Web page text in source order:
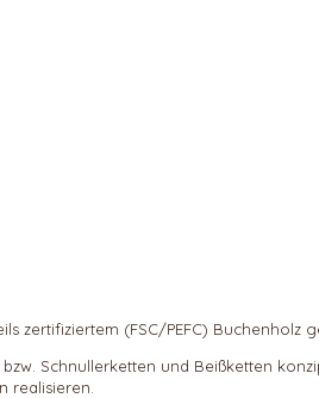
zertifiziertem (FSC/PEFC) Buchenholz
Schnullerketten und Beißketten
realisieren.